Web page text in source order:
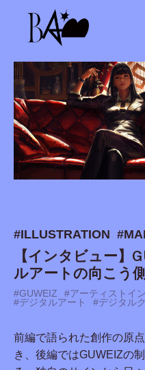
#ILLUSTRATION
【インタビュー】
ルアートの向こう
#GUWEIZ #アーティストイ
#デジタルアート
#デジタル
前編で語られた創作の原
き、後編ではGUWEIZの